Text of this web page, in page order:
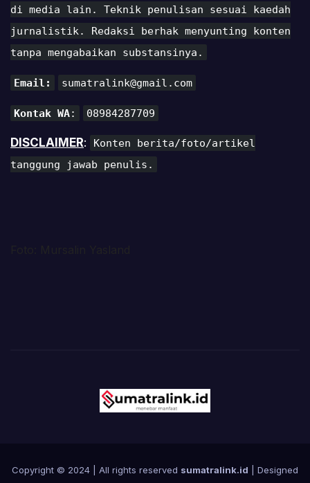
di media lain. Teknik penulisan sesuai kaedah
jurnalistik. Redaksi berhak menyunting konten
tanpa mengabaikan substansinya.
Email: sumatralink@gmail.com
Kontak WA: 08984287709
DISCLAIMER:
Konten berita/foto/artikel
tanggung jawab penulis.
Copyright © 2024 | All rights reserved sumatralink.id | Designed